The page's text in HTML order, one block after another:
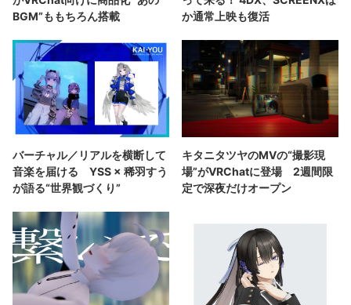
BGM”ももちろん搭載
か通常上映も復活
バーチャル／リアルを横断して
音楽を届ける YSS × 稀羽すう
が語る“世界観づくり”
キタニタツヤのMVの“撮影現
場”がVRChatに登場 2週間限
定で深夜だけオープン